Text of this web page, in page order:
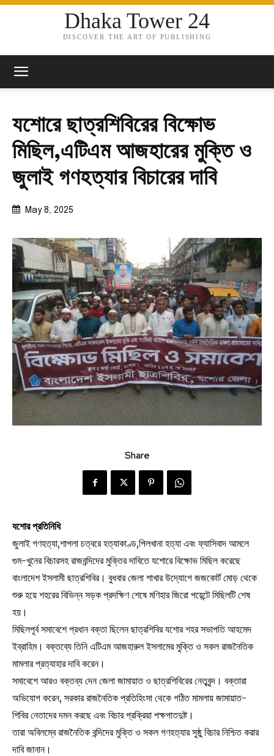
Dhaka Tower 24
DISCOVER THE ART OF PUBLISHING
যশোরে ছাত্রশিবিরের বিক্ষোভ
মিছিল,এটিএম আজহারের মুক্তি ও
জুলাই গণহত্যার বিচারের দাবি
May 8, 2025
Share
যশোর প্রতিনিধি
জুলাই গণহত্যা,শাপলা চত্বরে হত্যাকাণ্ড,পিলখানা হত্যা এবং ফ্যাসিবাদ আমলে
গুম-খুনের বিচারসহ রাজবন্দিদের মুক্তির দাবিতে যশোরে বিক্ষোভ মিছিল করেছে
বাংলাদেশ ইসলামী ছাত্রশিবির। বুধবার জেলা শাখার উদ্যোগে জজকোর্ট মোড় থেকে
শুরু হয়ে শহরের বিভিন্ন সড়ক প্রদক্ষিণ শেষে মণিহার জিরো পয়েন্টে মিছিলটি শেষ
হয়।
মিছিলপূর্ব সমাবেশে প্রধান বক্তা ছিলেন ছাত্রশিবির যশোর শহর সভাপতি আহমেদ
ইব্রাহিম। বক্তব্যে তিনি এটিএম আজহারুল ইসলামের মুক্তি ও সকল রাজনৈতিক
মামলার প্রত্যাহার দাবি করেন।
সমাবেশে আরও বক্তব্য দেন জেলা জামায়াত ও ছাত্রশিবিরের নেতৃবৃন্দ। বক্তারা
অভিযোগ করেন, সরকার রাজনৈতিক প্রতিহিংসা থেকে গঠিত মামলায় জামায়াত-
শিবির নেতাদের দমন করছে এবং বিচার প্রক্রিয়া পক্ষপাতদুষ্ট।
তারা অবিলম্বে রাজনৈতিক বন্দিদের মুক্তি ও সকল গণহত্যার সুষ্ঠু বিচার নিশ্চিত করার
দাবি জানান।